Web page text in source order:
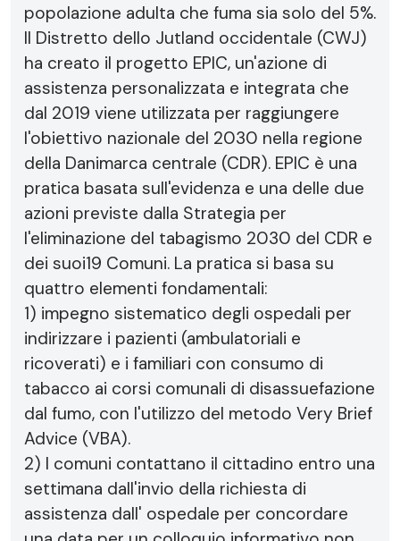
popolazione adulta che fuma sia solo del 5%.
Il Distretto dello Jutland occidentale (CWJ)
ha creato il progetto EPIC, un'azione di
assistenza personalizzata e integrata che
dal 2019 viene utilizzata per raggiungere
l'obiettivo nazionale del 2030 nella regione
della Danimarca centrale (CDR). EPIC è una
pratica basata sull'evidenza e una delle due
azioni previste dalla Strategia per
l'eliminazione del tabagismo 2030 del CDR e
dei suoi19 Comuni. La pratica si basa su
quattro elementi fondamentali:
1) impegno sistematico degli ospedali per
indirizzare i pazienti (ambulatoriali e
ricoverati) e i familiari con consumo di
tabacco ai corsi comunali di disassuefazione
dal fumo, con l'utilizzo del metodo Very Brief
Advice (VBA).
2) I comuni contattano il cittadino entro una
settimana dall'invio della richiesta di
assistenza dall' ospedale per concordare